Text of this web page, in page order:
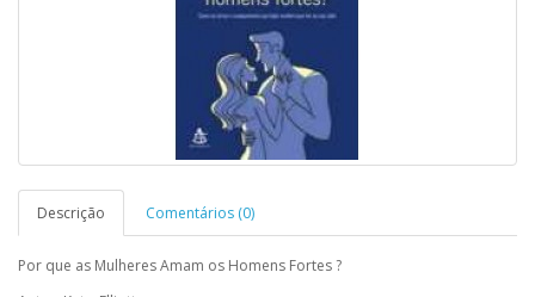
Descrição Comentários (0)
Por que as Mulheres Amam os Homens Fortes ?